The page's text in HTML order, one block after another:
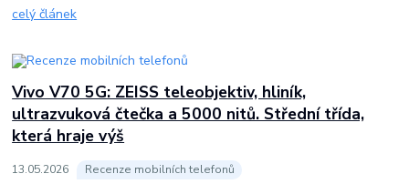
celý článek
Vivo V70 5G: ZEISS teleobjektiv, hliník,
ultrazvuková čtečka a 5000 nitů. Střední třída,
která hraje výš
13.05.2026 Recenze mobilních telefonů